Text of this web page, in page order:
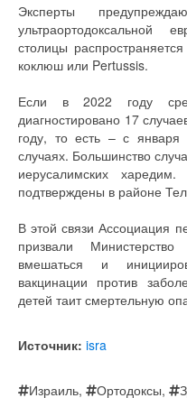
Эксперты
ультраортодоксальной
столицы
коклюш или Pertussis.
Если в 2022 году
диагностировано 17
году, то есть – с
случаях. Большинство
иерусалимских
подтверждены в районе
В этой связи Ассоциация
призвали
вмешаться и
вакцинации против
детей таит смертельную
Источник: isra
Израиль, Ортодоксы,